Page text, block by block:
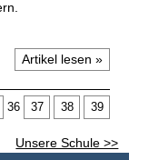
Artikel lesen »
36 37 38 39
Unsere Schule >>